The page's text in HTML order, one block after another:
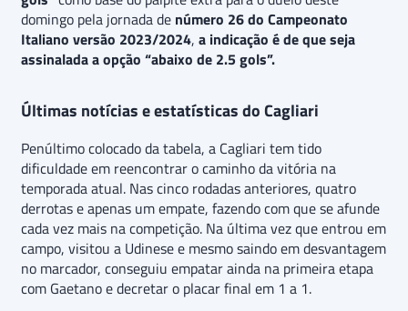
domingo pela jornada de número 26 do Campeonato
Italiano versão 2023/2024, a indicação é de que seja
assinalada a opção “abaixo de 2.5 gols”.
Últimas notícias e estatísticas do Cagliari
Penúltimo colocado da tabela, a Cagliari tem tido
dificuldade em reencontrar o caminho da vitória na
temporada atual. Nas cinco rodadas anteriores, quatro
derrotas e apenas um empate, fazendo com que se afunde
cada vez mais na competição. Na última vez que entrou em
campo, visitou a Udinese e mesmo saindo em desvantagem
no marcador, conseguiu empatar ainda na primeira etapa
com Gaetano e decretar o placar final em 1 a 1.